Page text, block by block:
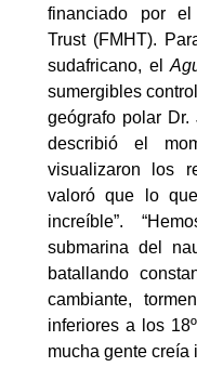
financiado por el
Trust (FMHT).
sudafricano, el
sumergibles
geógrafo polar
describió el
visualizaron los
valoró que lo
increíble”.
submarina del
batallando
cambiante,
inferiores a los
mucha gente creía